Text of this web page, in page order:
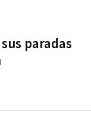
paradas